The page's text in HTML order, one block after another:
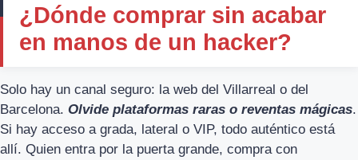
¿Dónde comprar sin acabar
en manos de un hacker?
Solo hay un canal seguro: la web del Villarreal o del
Barcelona. Olvide plataformas raras o reventas mágicas.
Si hay acceso a grada, lateral o VIP, todo auténtico está
allí. Quien entra por la puerta grande, compra con